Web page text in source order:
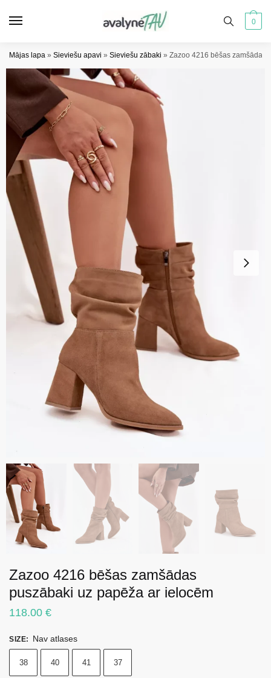
0
Mājas lapa » Sieviešu apavi » Sieviešu zābaki » Zazoo 4216 bēšas zamšādas
Zazoo 4216 bēšas zamšādas
puszābaki uz papēža ar ielocēm
118.00 €
SIZE: Nav atlases
38 40 41 37